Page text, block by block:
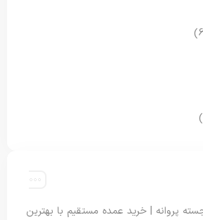
پروانه | خرید عمده مستقیم با بهترین